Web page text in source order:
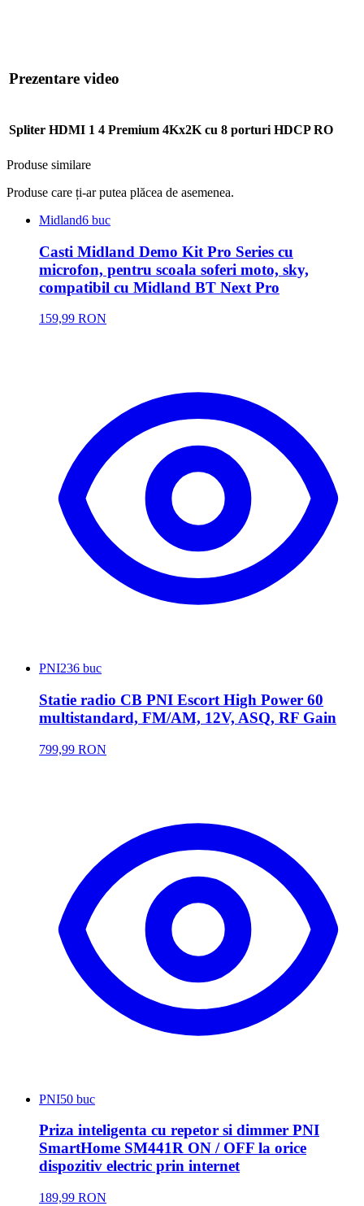
Prezentare video
Spliter HDMI 1 4 Premium 4Kx2K cu 8 porturi HDCP RO
Produse similare
Produse care ți-ar putea plăcea de asemenea.
Midland6 buc
Casti Midland Demo Kit Pro Series cu
microfon, pentru scoala soferi moto, sky,
compatibil cu Midland BT Next Pro
159,99 RON
PNI236 buc
Statie radio CB PNI Escort High Power 60
multistandard, FM/AM, 12V, ASQ, RF Gain
799,99 RON
PNI50 buc
Priza inteligenta cu repetor si dimmer PNI
SmartHome SM441R ON / OFF la orice
dispozitiv electric prin internet
189,99 RON